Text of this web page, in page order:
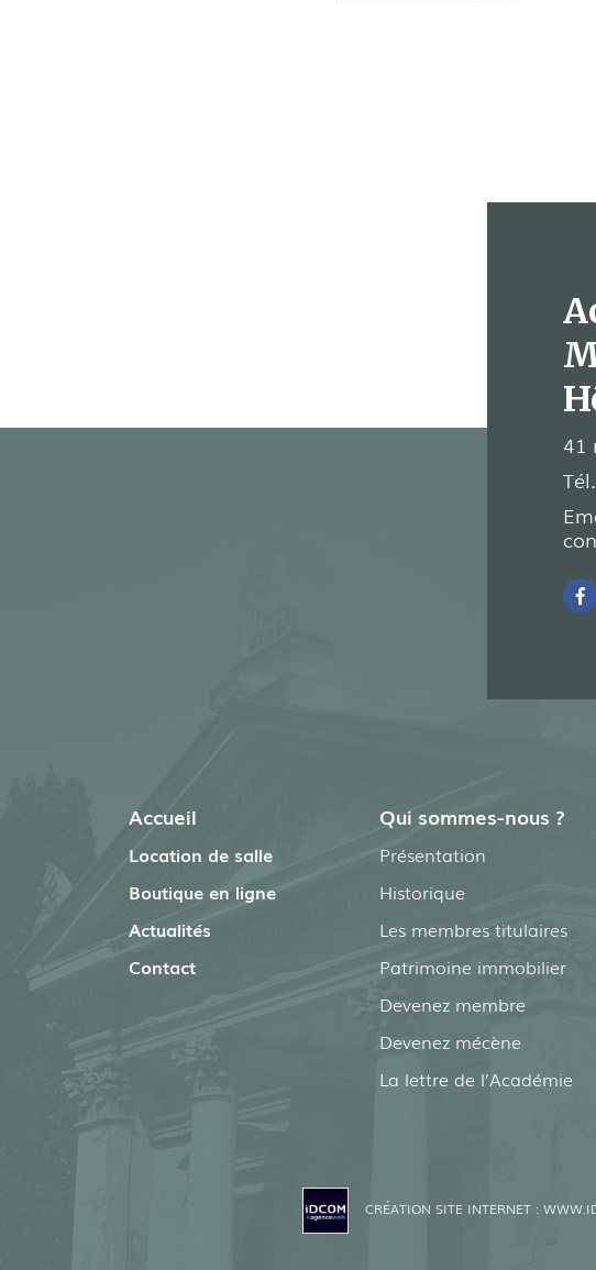
41
Accueil
Location de salle
Boutique en ligne
Actualités
Contact
Qui sommes-nous ?
Présentation
Historique
Les membres titulaires
Patrimoine immobilier
Devenez membre
Devenez mécène
La lettre de l’Académie
CRÉATION SITE INTERNET :